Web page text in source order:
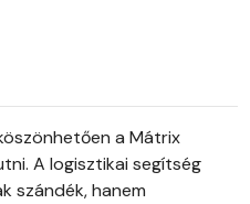
a Mátrix
A logisztikai segítség
szándék, hanem